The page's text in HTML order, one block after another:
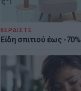
ΚΕΡΔΙΣΤΕ
Είδη σπιτιού έως -70%